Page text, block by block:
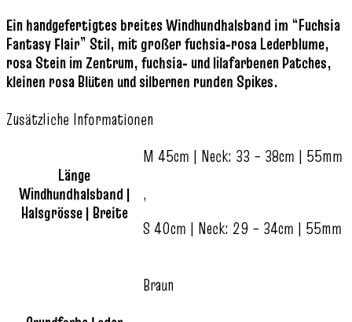
Ein handgefertigtes breites Windhundhalsband im “Fuchsia
Fantasy Flair” Stil, mit großer fuchsia‑rosa Lederblume,
rosa Stein im Zentrum, fuchsia‑ und lilafarbenen Patches,
kleinen rosa Blüten und silbernen runden Spikes.
Zusätzliche Informationen
Länge
Windhundhalsband |
Halsgrösse | Breite
M 45cm | Neck: 33 – 38cm | 55mm
,
S 40cm | Neck: 29 – 34cm | 55mm
Braun